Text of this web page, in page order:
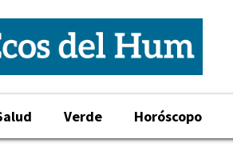
Verde Horóscopo